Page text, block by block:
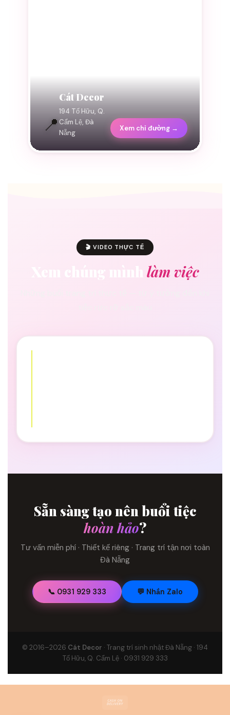
📍
Cát Decor
194 Tố Hữu, Q.
Cẩm Lệ, Đà
Nẵng
Xem chỉ đường →
🎬 VIDEO THỰC TẾ
Xem chúng mình làm việc
Sẵn sàng tạo nên buổi tiệc
hoàn hảo?
Tư vấn miễn phí · Thiết kế riêng · Trang trí tận nơi toàn
Đà Nẵng
📞 0931 929 333 💬 Nhắn Zalo
© 2016–2026 Cát Decor · Trang trí sinh nhật Đà Nẵng · 194
Tố Hữu, Q. Cẩm Lệ · 0931 929 333